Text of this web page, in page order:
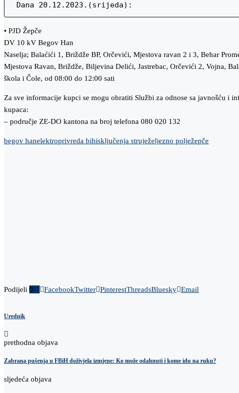
Dana 20.12.2023.(srijeda):
• PJD Žepče
DV 10 kV Begov Han
Naselja; Balaćići 1, Briždže BP, Orčevići, Mjestova ravan 2 i 3, Behar
Mjestova Ravan, Briždže, Biljevina Delići, Jastrebac, Orčevići 2, Vojna,
škola i Čole, od 08:00 do 12:00 sati
Za sve informacije kupci se mogu obratiti Službi za odnose sa javnošću i
kupaca:
– područje ZE-DO kantona na broj telefona 080 020 132
begov hanelektroprivreda bihisključenja struježeljezno polježepče
Podijeli 0 FacebookTwitter PinterestThreadsBluesky Email
Urednik
prethodna objava
Zabrana pušenja u FBiH doživjela izmjene: Ko može odahnuti i kome idu na ruku?
sljedeća objava